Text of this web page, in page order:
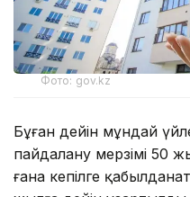
Фото: gov.kz
Бұған дейін мұндай
пайдалану мерзімі 50
ғана кепілге